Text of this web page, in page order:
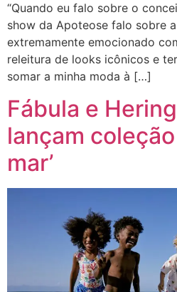
“Quando eu falo sobre o
show da Apoteose falo sobre
extremamente emocionado
releitura de looks icônicos e
somar a minha moda à […]
Fábula e
lançam coleção
mar’